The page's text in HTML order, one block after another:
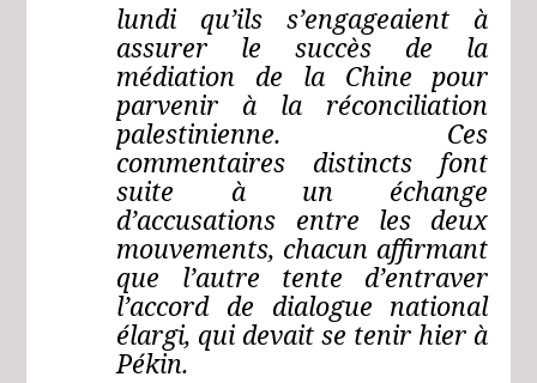
lundi qu’ils s’engageaient à
assurer le succès de la
médiation de la Chine pour
parvenir à la réconciliation
palestinienne. Ces
commentaires distincts font
suite à un échange
d’accusations entre les deux
mouvements, chacun affirmant
que l’autre tente d’entraver
l’accord de dialogue national
élargi, qui devait se tenir hier à
Pékin.